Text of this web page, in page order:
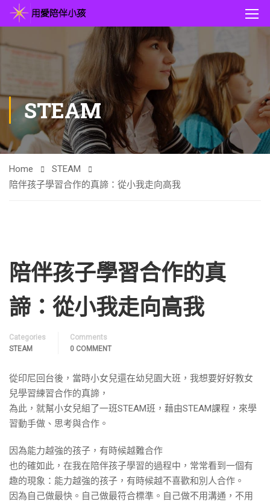
STEAM
Home
STEAM
陪伴孩子學習合作的真諦：從小我走向高我
陪伴孩子學習合作的真
諦：從小我走向高我
Categories
STEAM
Comments
0 COMMENT
從印尼回台後，當時小女兒還在幼兒園大班，我想要好好教女
兒學習練習合作的真諦，
為此，就幫小女兒組了一班STEAM班，藉由STEAM課程，來學
習動手做、思考與合作。
因為能力越強的孩子，有時候越難合作
也的確如此，在我在陪伴孩子學習的過程中，常常看到一個有
趣的現象：能力越強的孩子，有時候越不喜歡和別人合作。
因為自己做最快。自己做最符合標準。自己做不用溝通，不用